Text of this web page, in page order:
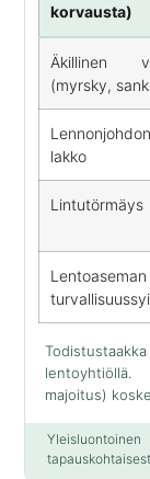
korvausta)
Äkillinen
(myrsky,
lakko
Lintutörmäys
lentoyhtiöllä.
majoitus)